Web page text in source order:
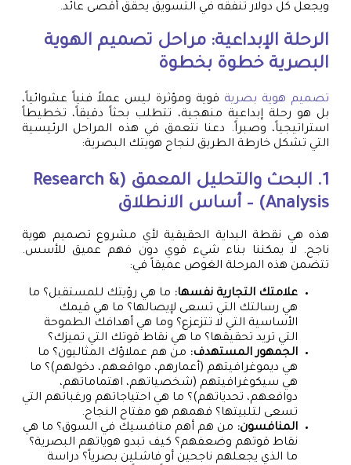
ويجعل كل دولار تنفقه في التسويق يحقق أقصى عائد.
الرحلة الإبداعية: مراحل تصميم الهوية
البصرية خطوة بخطوة
تصميم هوية بصرية قوية ومؤثرة ليس عملاً فنياً عشوائياً،
بل هو رحلة إبداعية منهجية، تتطلب بحثاً دقيقاً، تخطيطاً
استراتيجياً، وصبراً. دعنا نتعمق في هذه المراحل الرئيسية
التي تشكل خارطة الطريق لنجاح هويتك البصرية:
1. البحث والتحليل المعمق (Research &
Analysis) – أساس الانطلاق
هذه هي نقطة البداية الحقيقية لأي مشروع تصميم هوية
ناجح. لا يمكننا بناء شيء قوي دون فهم عميق للأسس.
تتضمن هذه المرحلة الغوص عميقاً في:
علامتك التجارية نفسها: ما هي رؤيتك للمستقبل؟ ما
هي رسالتك التي تسعى لإيصالها؟ ما هي قيمك
الأساسية التي لا تتزعزع؟ وما هي أهدافك الطموحة
التي تريد تحقيقها؟ ما هي نقاط قوتك التي تميزك؟
الجمهور المستهدف: من هم عملاؤك المثاليون؟ ما
هي ديموغرافيتهم (أعمارهم، مواقعهم، دخولهم)؟ ما
هي سيكوغرافيتهم (شخصياتهم، اهتماماتهم،
دوافعهم، تحدياتهم)؟ ما هي احتياجاتهم ورغباتهم التي
تسعى لتلبيتها؟ فهمهم هو مفتاح النجاح.
المنافسون: من هم أهم منافسيك في السوق؟ ما هي
نقاط قوتهم وضعفهم؟ كيف تبدو هوياتهم البصرية؟
ما الذي يجعلهم ناجحين أو فاشلين بصرياً؟ دراسة